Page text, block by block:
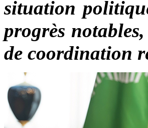
situation
progrès
de coordination